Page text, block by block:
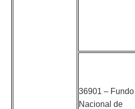
36901 – Fundo
Nacional de